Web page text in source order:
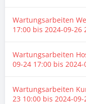
Wartungsarbeiten
17:00 bis 2024-09-26
Wartungsarbeiten
09-24 17:00 bis 2024-
Wartungsarbeiten
23 10:00 bis 2024-09-